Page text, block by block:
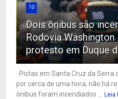
10
Dois ônibus são
Rodovia Washington
protesto em Duque
Pistas em Santa Cruz da
por cerca de uma hora; não há
ônibus foram incendiados ...
Leia